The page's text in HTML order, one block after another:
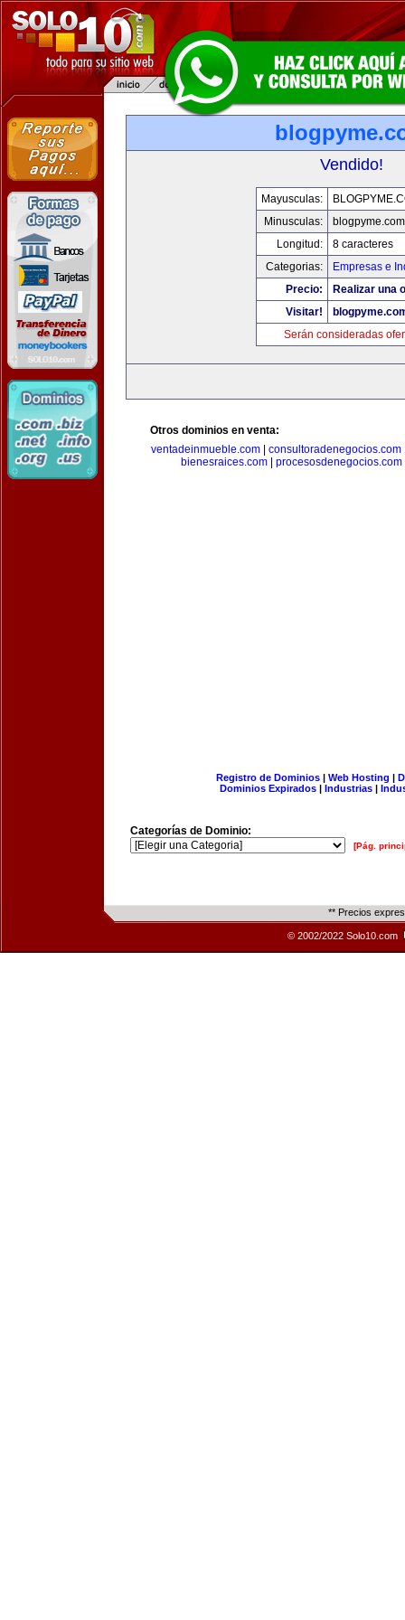
Vendido!
Mayusculas:
Minusculas:
blogpyme.com
Longitud:
8 caracteres
Categorias:
Empresas e
Precio:
Realizar una
Visitar!
Serán consideradas
Otros dominios en venta:
ventadeinmueble.com| consultoradenegocios.com
bienesraices.com
procesosdenegocios.com
Registro de Dominios| Web Hosting |
Dominios Expirados | Industrias |
Categorías de Dominio:
[Pág.
** Precios
© 2002/2022 Solo10.com